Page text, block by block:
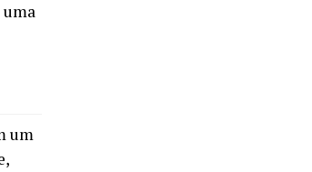
uma
um